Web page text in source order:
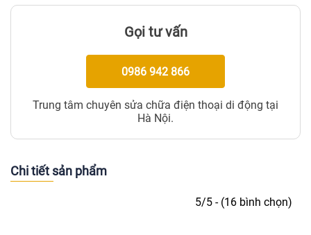
Gọi tư vấn
0986 942 866
Trung tâm chuyên sửa chữa điện thoại di động tại
Hà Nội.
Chi tiết sản phẩm
5/5 - (16 bình chọn)